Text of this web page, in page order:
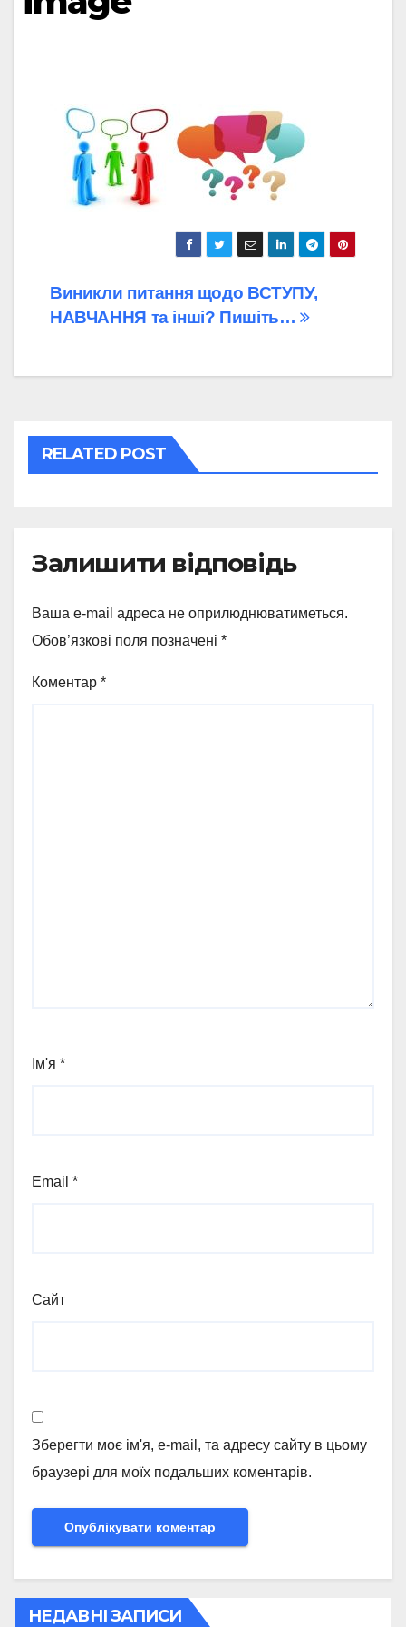
Навігація
Виникли питання щодо ВСТУПУ,
НАВЧАННЯ та інші? Пишіть…
RELATED POST
Залишити відповідь
Ваша e-mail адреса не оприлюднюватиметься.
Обов’язкові поля позначені *
Коментар *
Ім'я *
Email *
Сайт
Зберегти моє ім'я, e-mail, та адресу сайту в цьому
браузері для моїх подальших коментарів.
НЕДАВНІ ЗАПИСИ